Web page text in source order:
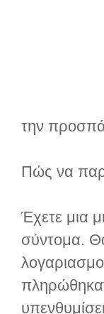
την
Πώς να
Έχετε μια
σύντομα.